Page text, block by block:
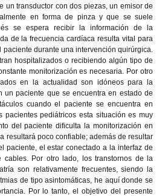
un transductor con dos piezas, un emisor de
en forma de pinza y que se suele
se espera recibir la información de la
de la frecuencia cardíaca resulta vital para
durante una intervención quirúrgica.
hospitalizados o recibiendo algún tipo de
monitorización es necesaria. Por otro
en la actualidad son idóneos para la
un paciente que se encuentra en estado de
cuando el paciente se encuentra en
pacientes pediátricos esta situación es muy
del paciente dificulta la monitorización en
resultará poco confiable; además de resultar
paciente, el estar conectado a la interfaz de
cables. Por otro lado, los transtornos de la
son relativamente frecuentes, siendo la
de tipo asintomáticas, he aquí donde se
Por lo tanto, el objetivo del presente